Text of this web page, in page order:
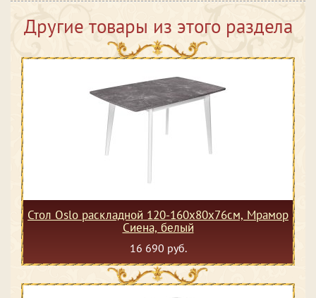
Другие товары из этого раздела
Стол Oslo раскладной 120-160x80x76см, Мрамор
Сиена, белый
16 690 руб.